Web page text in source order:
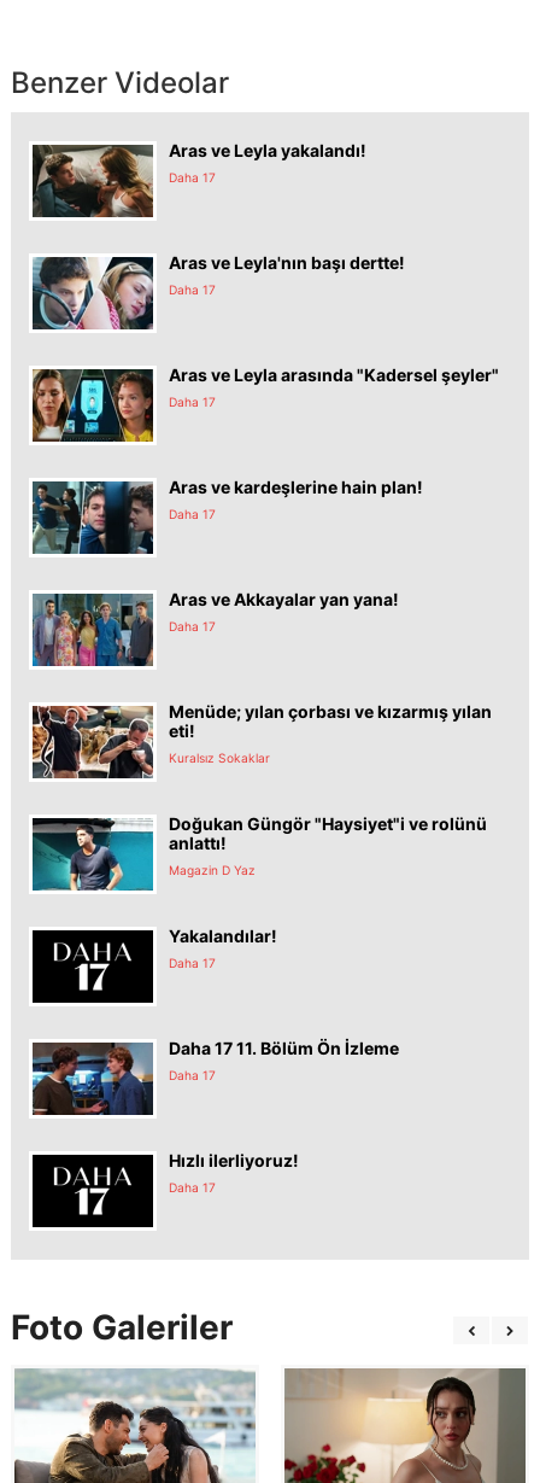
Benzer Videolar
Aras ve Leyla yakalandı!
Daha 17
Aras ve Leyla'nın başı dertte!
Daha 17
Aras ve Leyla arasında "Kadersel şeyler"
Daha 17
Aras ve kardeşlerine hain plan!
Daha 17
Aras ve Akkayalar yan yana!
Daha 17
Menüde; yılan çorbası ve kızarmış yılan
eti!
Kuralsız Sokaklar
Doğukan Güngör "Haysiyet"i ve rolünü
anlattı!
Magazin D Yaz
Yakalandılar!
Daha 17
Daha 17 11. Bölüm Ön İzleme
Daha 17
Hızlı ilerliyoruz!
Daha 17
Foto Galeriler